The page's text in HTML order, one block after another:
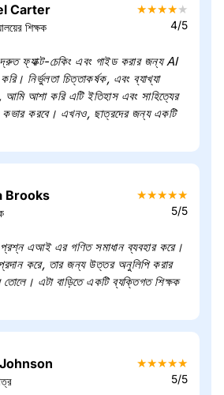
Carter
শিক্ষক
★★★★★
4/5
ফ্যাক্ট-চেকিং এবং গাইড করার জন্য AI
নির্ভুলতা চিত্তাকর্ষক, এবং ব্যাখ্যা
আমি আশা করি এটি ইতিহাস এবং সাহিত্যের
করবে। এখনও, ছাত্রদের জন্য একটি
Brooks ★★★★★
5/5
প্রশ্ন এআই এর গণিত সমাধান ব্যবহার করে।
প্রদান করে, তার জন্য উত্তর অনুলিপি করার
তোলে। এটা বাড়িতে একটি ব্যক্তিগত শিক্ষক
★★★★★
5/5